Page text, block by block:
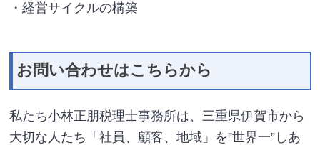
・経営サイクルの構築
お問い合わせはこちらから
私たち小林正朋税理士事務所は、三重県伊賀市から
大切な人たち「社員、顧客、地域」を”世界一”しあ